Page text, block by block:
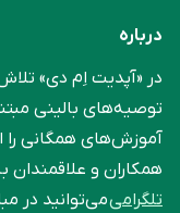
درباره
در «آپدیت اِم دی»
توصیه‌های بالینی
آموزش‌های همگانی را
همکاران و علاقمندان
تلگرامیمی‌توانید در